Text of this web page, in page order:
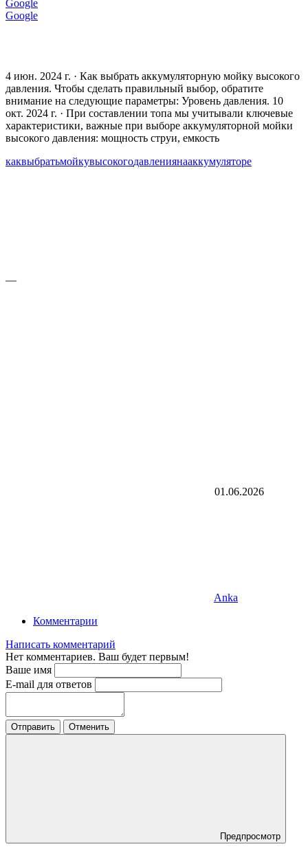
Google
Google
4 июн. 2024 г. · Как выбрать аккумуляторную мойку высокого
давления. Чтобы сделать правильный выбор, обратите
внимание на следующие параметры: Уровень давления. 10
окт. 2024 г. · При составлении топа мы учитывали ключевые
характеристики, важные при выборе аккумуляторной мойки
высокого давления: мощность струи, емкость
каквыбратьмойкувысокогодавлениянааккумуляторе
—
01.06.2026
Anka
Комментарии
Написать комментарий
Нет комментариев. Ваш будет первым!
Ваше имя
E-mail для ответов
Отправить Отменить
Предпросмотр